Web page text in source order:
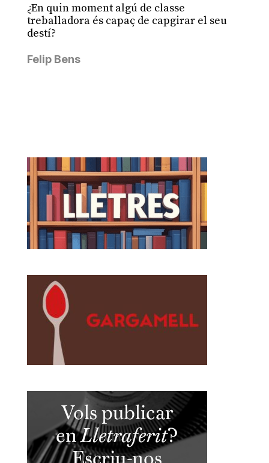
¿En quin moment algú de classe
treballadora és capaç de capgirar el seu
destí?
Felip Bens